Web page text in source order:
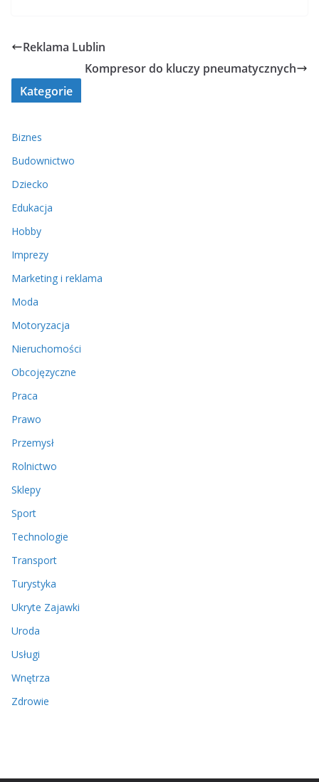
Reklama Lublin
Kompresor do kluczy pneumatycznych
Kategorie
Biznes
Budownictwo
Dziecko
Edukacja
Hobby
Imprezy
Marketing i reklama
Moda
Motoryzacja
Nieruchomości
Obcojęzyczne
Praca
Prawo
Przemysł
Rolnictwo
Sklepy
Sport
Technologie
Transport
Turystyka
Ukryte Zajawki
Uroda
Usługi
Wnętrza
Zdrowie